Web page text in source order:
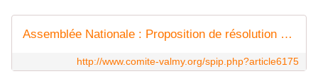
Assemblée Nationale : Proposition de résolution visant à sortir la France du Traité de l'Atlantique Nord par Gaby Charroux, Jean-Jacques Candelier, Patrice Carvalho
http://www.comite-valmy.org/spip.php?article6175